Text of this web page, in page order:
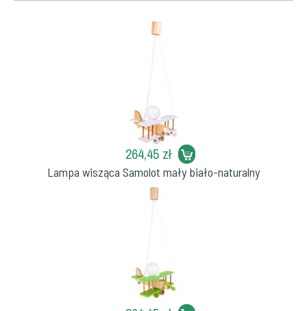
264,45 zł
Lampa wisząca Samolot mały biało-naturalny